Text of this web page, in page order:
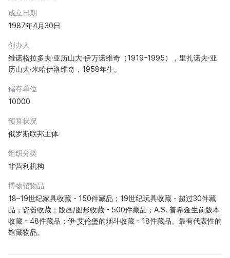
成立日期
1987年4月30日
创办人
维诺格拉多夫·亚历山大·伊万诺维奇（1919–1995），里扎诺夫·亚
历山大·米哈伊洛维奇，1958年生。
储存单位
10000
预算状况
俄罗斯联邦主体
组织分类
非营利机构
博物馆物品
18–19世纪家具收藏 - 150件藏品；19世纪玩具收藏 - 超过30件藏
品；瓷器收藏；版画/图形收藏 - 500件藏品；A.S. 普希金生前版本
收藏 - 48件藏品；伊·艾伦堡的烟斗收藏 - 18件藏品。最有代表性的
馆藏物品。